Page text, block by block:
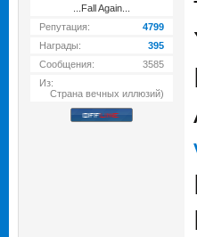
...Fall Again...
Репутация:
4799
Награды:
395
Сообщения:
3585
Из:
Страна вечных иллюзий)